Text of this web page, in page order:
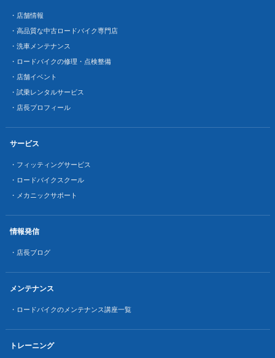
・店舗情報
・高品質な中古ロードバイク専門店
・洗車メンテナンス
・ロードバイクの修理・点検整備
・店舗イベント
・試乗レンタルサービス
・店長プロフィール
サービス
・フィッティングサービス
・ロードバイクスクール
・メカニックサポート
情報発信
・店長ブログ
メンテナンス
・ロードバイクのメンテナンス講座一覧
トレーニング